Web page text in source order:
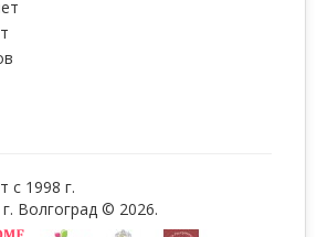
с 1998 г.
Волгоград © 2026.